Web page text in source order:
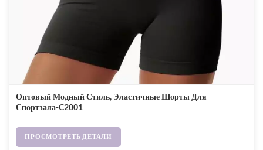
Оптовый Модный Стиль, Эластичные Шорты Для
Спортзала-C2001
ПРОСМОТРЕТЬ ДЕТАЛИ